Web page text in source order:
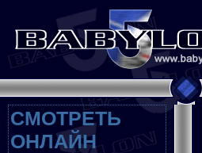
СМОТРЕТЬ
ОНЛАЙН